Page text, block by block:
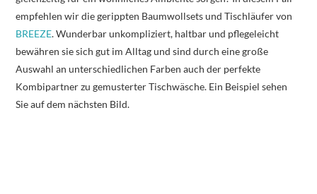
empfehlen wir die gerippten Baumwollsets und Tischläufer von
BREEZE. Wunderbar unkompliziert, haltbar und pflegeleicht
bewähren sie sich gut im Alltag und sind durch eine große
Auswahl an unterschiedlichen Farben auch der perfekte
Kombipartner zu gemusterter Tischwäsche. Ein Beispiel sehen
Sie auf dem nächsten Bild.